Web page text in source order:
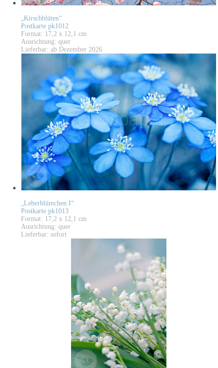
„Kirschblüten“
Postkarte pk1012
Format: 17,2 x 12,1 cm
Ausrichtung: quer
Lieferbar: ab Dezember 2026
„Leberblümchen I“
Postkarte pk1013
Format: 17,2 x 12,1 cm
Ausrichtung: quer
Lieferbar: sofort